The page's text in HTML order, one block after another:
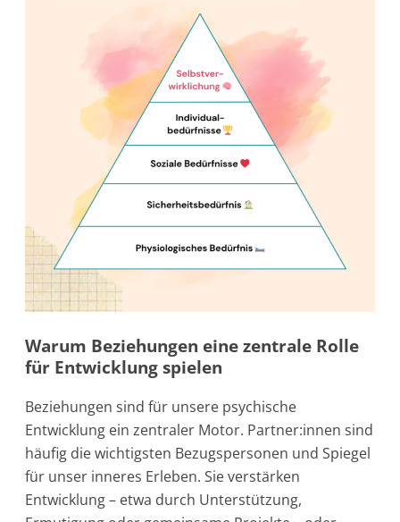
Warum Beziehungen eine zentrale Rolle
für Entwicklung spielen
Beziehungen sind für unsere psychische
Entwicklung ein zentraler Motor. Partner:innen sind
häufig die wichtigsten Bezugspersonen und Spiegel
für unser inneres Erleben. Sie verstärken
Entwicklung – etwa durch Unterstützung,